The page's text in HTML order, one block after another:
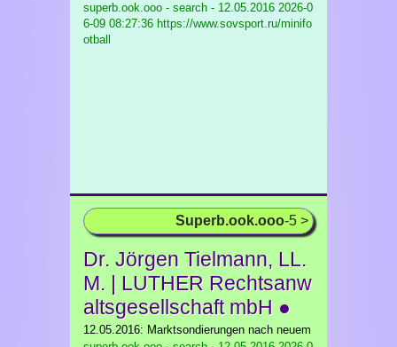
superb.ook.ooo - search - 12.05.2016 2026-0
6-09 08:27:36 https://www.sovsport.ru/minifo
otball
Superb.ook.ooo-5 >
Dr. Jörgen Tielmann, LL.
M. | LUTHER Rechtsanw
altsgesellschaft mbH ●
12.05.2016: Marktsondierungen nach neuem